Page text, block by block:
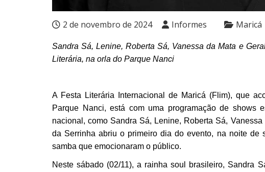
2 de novembro de 2024 Informes Maricá
Sandra Sá, Lenine, Roberta Sá, Vanessa da Mata e
Literária, na orla do Parque Nanci
A Festa Literária Internacional de Maricá (Flim), que
Parque Nanci, está com uma programação de shows
nacional, como Sandra Sá, Lenine, Roberta Sá,
da Serrinha abriu o primeiro dia do evento, na noite de
samba que emocionaram o público.
Neste sábado (02/11), a rainha soul brasileiro, Sandra